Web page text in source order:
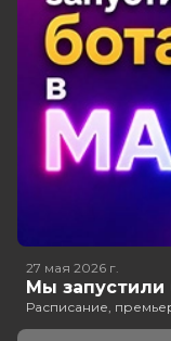
27 мая 2026 г.
Мы запустили
Расписание,